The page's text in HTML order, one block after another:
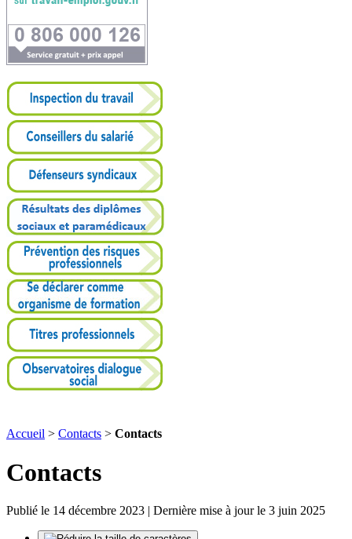
Accueil > Contacts > Contacts
Contacts
Publié le 14 décembre 2023 | Dernière mise à jour le 3 juin 2025